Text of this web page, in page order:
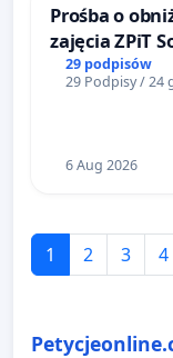
Prośba o
zajęcia ZPiT
29 podpisów
29 Podpisy / 24
6 Aug 2026
1 2 3 4